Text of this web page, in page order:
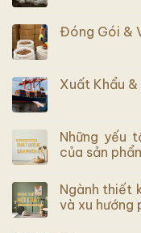
Đóng Gói &
Xuất Khẩu &
Những yếu
của sản
Ngành thiết
và xu hướng